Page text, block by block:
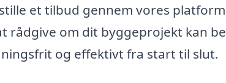
et tilbud gennem vores
rådgive om dit byggeprojekt kan
og effektivt fra start til slut.